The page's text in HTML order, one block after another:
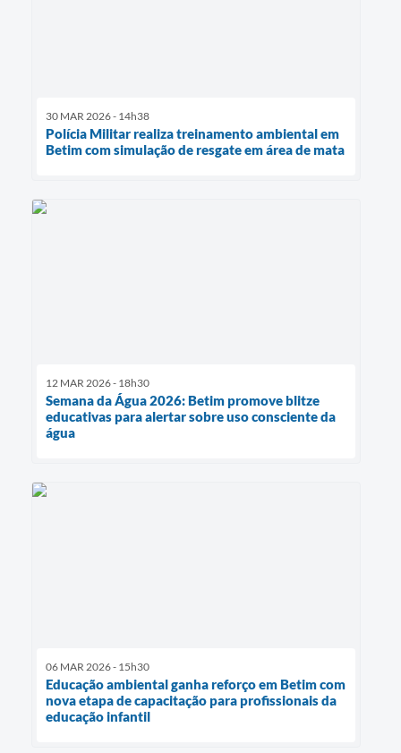
30 MAR 2026 - 14h38
Polícia Militar realiza treinamento ambiental em
Betim com simulação de resgate em área de mata
12 MAR 2026 - 18h30
Semana da Água 2026: Betim promove blitze
educativas para alertar sobre uso consciente da
água
06 MAR 2026 - 15h30
Educação ambiental ganha reforço em Betim com
nova etapa de capacitação para profissionais da
educação infantil